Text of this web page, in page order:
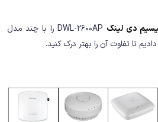
دی لینک
DWL-2600AP را با چند مدل
تا تفاوت آن را بهتر درک کنید.